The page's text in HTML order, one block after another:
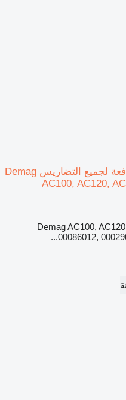
وحدة التحكم Demag Demag لـ رافعة لجميع التضاريس Demag
AC100, AC120,
Demag AC100,
00086012,